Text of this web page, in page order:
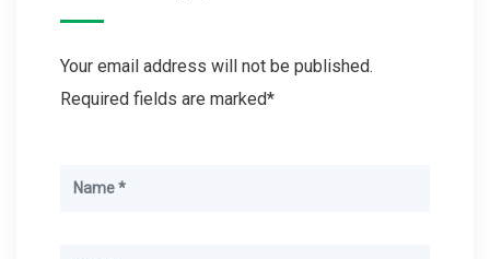
Your email address will not be published.
Required fields are marked*